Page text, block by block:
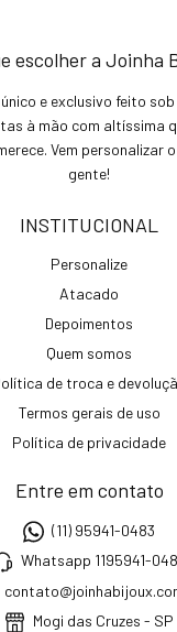
escolher a Joinha
e exclusivo feito
à mão com altíssima
Vem personalizar
gente!
INSTITUCIONAL
Personalize
Atacado
Depoimentos
Quem somos
de troca e
Termos gerais de uso
Política de privacidade
Entre em contato
(11) 95941-0483
Whatsapp 1195941-
Mogi das Cruzes - SP